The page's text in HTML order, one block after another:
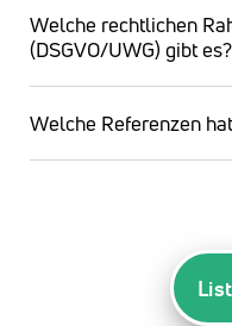
Welche rechtlichen
(DSGVO/UWG) gibt es?
Welche Referenzen